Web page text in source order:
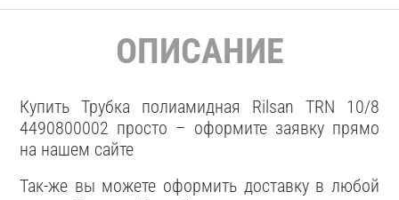
ОПИСАНИЕ
Купить Трубка полиамидная Rilsan TRN 10/8
4490800002 просто – оформите заявку прямо
на нашем сайте
Так-же вы можете оформить доставку в любой